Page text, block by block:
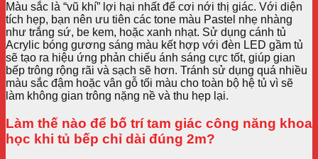
Màu sắc là “vũ khí” lợi hại nhất để cơi nới thị giác. Với diện
tích hẹp, bạn nên ưu tiên các tone màu Pastel nhẹ nhàng
như trắng sứ, be kem, hoặc xanh nhạt. Sử dụng cánh tủ
Acrylic bóng gương sáng màu kết hợp với đèn LED gầm tủ
sẽ tạo ra hiệu ứng phản chiếu ánh sáng cực tốt, giúp gian
bếp trông rộng rãi và sạch sẽ hơn. Tránh sử dụng quá nhiều
màu sắc đậm hoặc vân gỗ tối màu cho toàn bộ hệ tủ vì sẽ
làm không gian trông nặng nề và thu hẹp lại.
Làm thế nào để bố trí tam giác công năng khoa
học khi tủ bếp chỉ dài đúng 2m?